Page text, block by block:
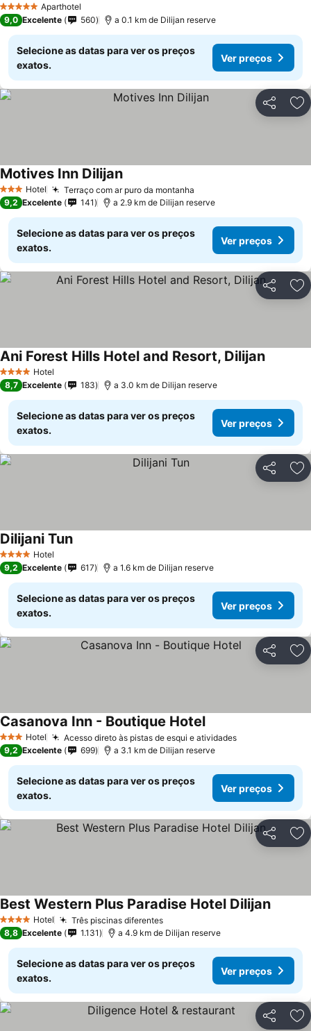
5 Estrelas Aparthotel
9,0 Excelente 560 a 0.1 km de Dilijan reserve
Selecione as datas para ver os preços
exatos.
Ver preços
Partilhar
3 EstrelasHotel Terraço com ar puro da montanha
Motives Inn DilijanVer preços
9,2 Excelente 141 a 2.9 km de Dilijan reserve
Selecione as datas para ver os preços
exatos.
Ver preços
Partilhar
4 EstrelasHotel
Ani Forest Hills Hotel and Resort, DilijanVer
8,7 Excelente 183 a 3.0 km de Dilijan reserve
Selecione as datas para ver os preços
exatos.
Ver preços
Partilhar
4 EstrelasHotel
Dilijani TunVer preços
9,2 Excelente 617 a 1.6 km de Dilijan reserve
Selecione as datas para ver os preços
exatos.
Ver preços
Partilhar
3 EstrelasHotel Acesso direto às pistas de esqui e atividadesVer preços
Casanova Inn - Boutique HotelVer preços
9,2 Excelente 699 a 3.1 km de Dilijan reserve
Selecione as datas para ver os preços
exatos.
Ver preços
Partilhar
4 EstrelasHotel Três piscinas diferentesVer preços
Best Western Plus Paradise Hotel DilijanVer
8,8 Excelente 1.131 a 4.9 km de Dilijan reserve
Selecione as datas para ver os preços
exatos.
Ver preços
Partilhar